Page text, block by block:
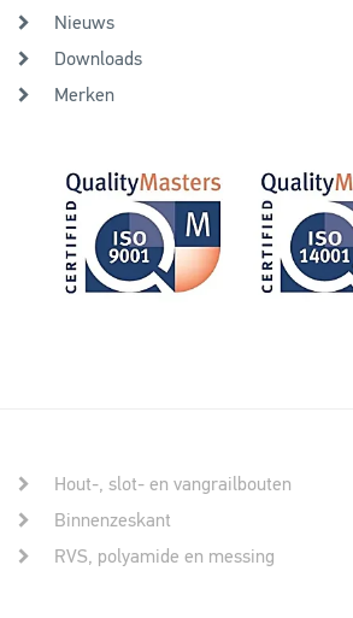
Nieuws
Downloads
Merken
Hout-, slot- en vangrailbouten
Binnenzeskant
RVS, polyamide en messing